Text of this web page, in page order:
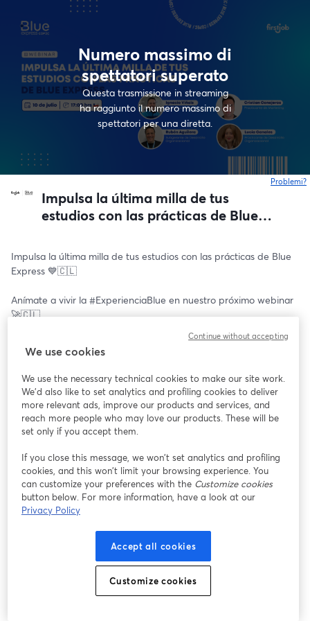
Numero massimo di
spettatori superato
Questa trasmissione in streaming
ha raggiunto il numero massimo di
spettatori per una diretta.
Problemi?
Impulsa la última milla de tus
estudios con las prácticas de Blue
Impulsa la última milla de tus estudios con las prácticas de Blue
Express 💙🇨🇱
Anímate a vivir la #ExperienciaBlue en nuestro próximo webinar
🚀🇨🇱
según el ranking Best Internship Experiences Next 2024. 🏆
Ignacio Viñals, Cristian Conejeros, Rubén Aguilera y Lucía
Canales nos acompañarán para brindarte toda la información y
tips que necesites sobre su Programa de Prácticas Última Milla.
🕜 17:00 hrs (CL 🇨🇱)
Te esperamos ✨
We use cookies
We use the necessary technical cookies to make our site work.
We'd also like to set analytics and profiling cookies to deliver
more relevant ads, improve our products and services, and
reach more people who may love our products. These will be
set only if you accept them.
If you close this message, we won’t set analytics and profiling
cookies, and this won’t limit your browsing experience. You
can customize your preferences with the Customize cookies
button below. For more information, have a look at our
Privacy Policy
Accept all cookies
Customize cookies
Continue without accepting